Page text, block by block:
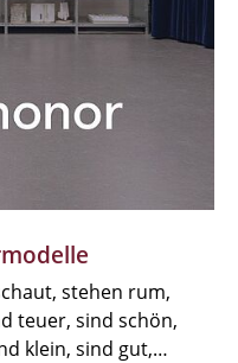
stehen rum,
teuer, sind schön,
klein, sind gut,…